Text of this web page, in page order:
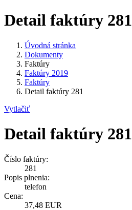
Detail faktúry 281
Úvodná stránka
Dokumenty
Faktúry
Faktúry 2019
Faktúry
Detail faktúry 281
Vytlačiť
Detail faktúry 281
Číslo faktúry:
281
Popis plnenia:
telefon
Cena:
37,48 EUR